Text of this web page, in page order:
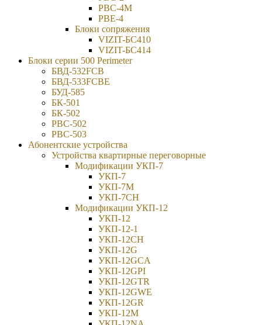
РВС-4М
РВЕ-4
Блоки сопряжения
VIZIT-БС410
VIZIT-БС414
Блоки серии 500 Perimeter
БВД-532FCB
БВД-533FCBE
БУД-585
БК-501
БК-502
РВС-502
РВС-503
Абонентские устройства
Устройства квартирные переговорные
Модификации УКП-7
УКП-7
УКП-7М
УКП-7CH
Модификации УКП-12
УКП-12
УКП-12-1
УКП-12CH
УКП-12G
УКП-12GCA
УКП-12GPI
УКП-12GTR
УКП-12GWE
УКП-12GR
УКП-12М